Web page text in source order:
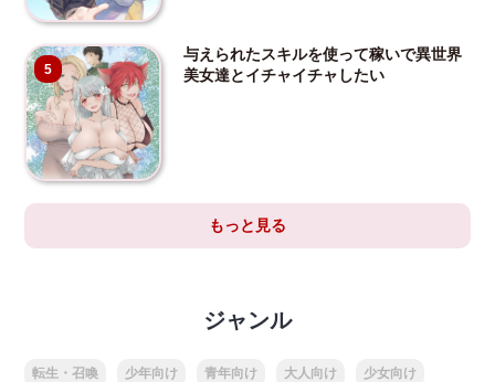
5
与えられたスキルを使って稼いで異世界
美女達とイチャイチャしたい
もっと見る
ジャンル
転生・召喚 少年向け 青年向け 大人向け 少女向け